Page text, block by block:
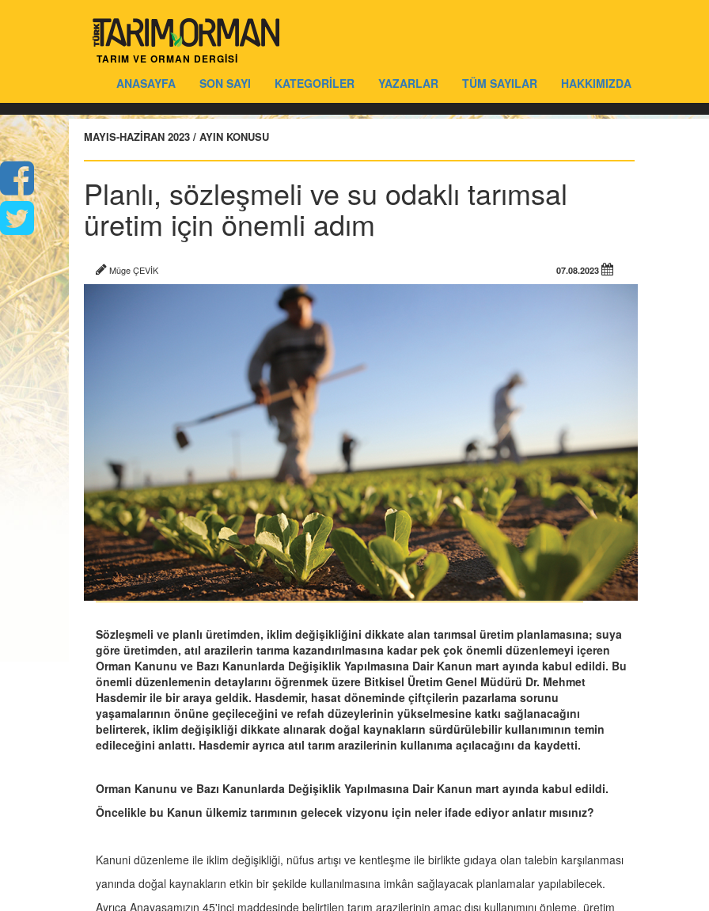
TARIM VE ORMAN DERGİSİ
ANASAYFA SON SAYI KATEGORİLER YAZARLAR TÜM SAYILAR HAKKIMIZDA
MAYIS-HAZİRAN 2023 / AYIN KONUSU
Planlı, sözleşmeli ve su odaklı tarımsal
üretim için önemli adım
Müge ÇEVİK 07.08.2023
Sözleşmeli ve planlı üretimden, iklim değişikliğini dikkate alan tarımsal üretim planlamasına; suya
göre üretimden, atıl arazilerin tarıma kazandırılmasına kadar pek çok önemli düzenlemeyi içeren
Orman Kanunu ve Bazı Kanunlarda Değişiklik Yapılmasına Dair Kanun mart ayında kabul edildi. Bu
önemli düzenlemenin detaylarını öğrenmek üzere Bitkisel Üretim Genel Müdürü Dr. Mehmet
Hasdemir ile bir araya geldik. Hasdemir, hasat döneminde çiftçilerin pazarlama sorunu
yaşamalarının önüne geçileceğini ve refah düzeylerinin yükselmesine katkı sağlanacağını
belirterek, iklim değişikliği dikkate alınarak doğal kaynakların sürdürülebilir kullanımının temin
edileceğini anlattı. Hasdemir ayrıca atıl tarım arazilerinin kullanıma açılacağını da kaydetti.
Orman Kanunu ve Bazı Kanunlarda Değişiklik Yapılmasına Dair Kanun mart ayında kabul edildi.
Öncelikle bu Kanun ülkemiz tarımının gelecek vizyonu için neler ifade ediyor anlatır mısınız?
Kanuni düzenleme ile iklim değişikliği, nüfus artışı ve kentleşme ile birlikte gıdaya olan talebin karşılanması
yanında doğal kaynakların etkin bir şekilde kullanılmasına imkân sağlayacak planlamalar yapılabilecek.
Ayrıca Anayasamızın 45'inci maddesinde belirtilen tarım arazilerinin amaç dışı kullanımını önleme, üretim